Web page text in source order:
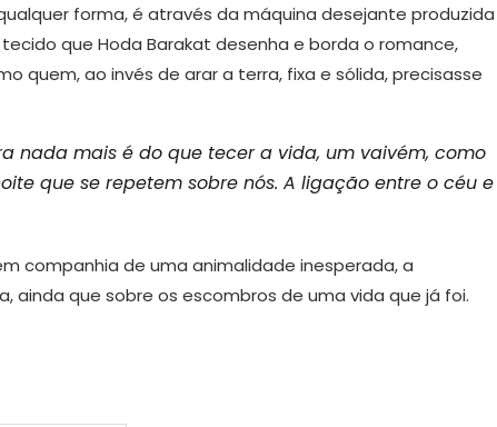
forma, é através da máquina desejante produzida
que Hoda Barakat desenha e borda o romance,
quem, ao invés de arar a terra, fixa e sólida, precisasse
nada mais é do que tecer a vida, um vaivém, como
que se repetem sobre nós. A ligação entre o céu e
companhia de uma animalidade inesperada, a
ainda que sobre os escombros de uma vida que já foi.